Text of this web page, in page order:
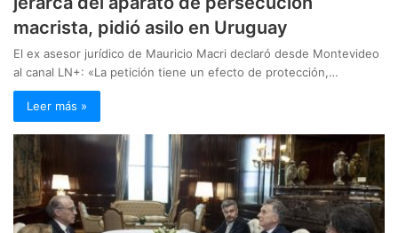
macrista, pidió asilo en Uruguay
El ex asesor jurídico de Mauricio Macri declaró desde Montevideo
al canal LN+: «La petición tiene un efecto de protección,…
Leer más »